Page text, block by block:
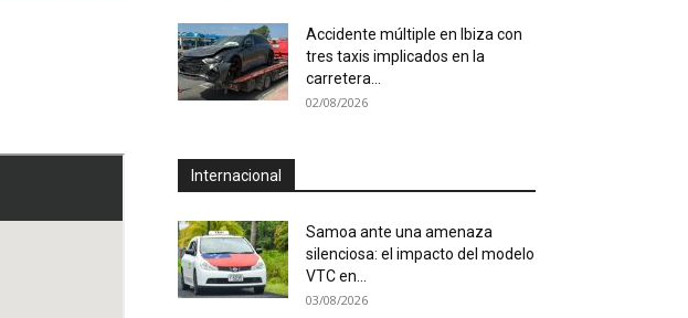
Accidente múltiple en Ibiza con
tres taxis implicados en la
carretera...
02/08/2026
Internacional
Samoa ante una amenaza
silenciosa: el impacto del modelo
VTC en...
03/08/2026